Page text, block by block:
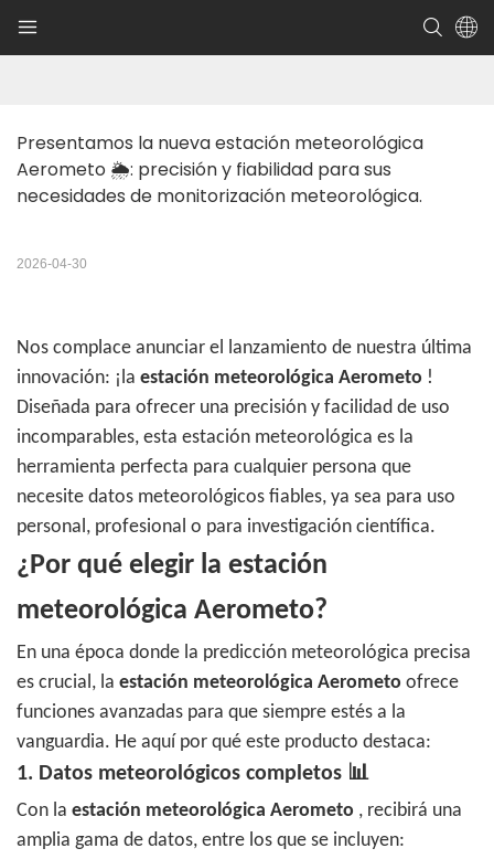
Presentamos la nueva estación meteorológica
Aerometo 🌦️: precisión y fiabilidad para sus
necesidades de monitorización meteorológica.
2026-04-30
Nos complace anunciar el lanzamiento de nuestra última
innovación: ¡la estación meteorológica Aerometo !
Diseñada para ofrecer una precisión y facilidad de uso
incomparables, esta estación meteorológica es la
herramienta perfecta para cualquier persona que
necesite datos meteorológicos fiables, ya sea para uso
personal, profesional o para investigación científica.
¿Por qué elegir la estación
meteorológica Aerometo?
En una época donde la predicción meteorológica precisa
es crucial, la estación meteorológica Aerometo ofrece
funciones avanzadas para que siempre estés a la
vanguardia. He aquí por qué este producto destaca:
1. Datos meteorológicos completos 📊
Con la estación meteorológica Aerometo , recibirá una
amplia gama de datos, entre los que se incluyen: